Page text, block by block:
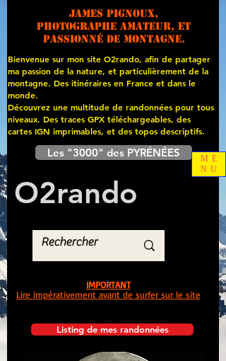
James PIGNOUX,
photographe amateur, et
passionné de montagne.
Bienvenue sur mon site O2rando, afin de partager
ma passion de la nature, et particulièrement de la
montagne. Des itinéraires en France et dans le
monde.
Découvrez une multitude de randonnées pour tous
niveaux. Des traces GPX téléchargeables, des
cartes IGN imprimables, et des topos descriptifs.
Les "3000" des PYRÉNÉES
O2rando
Listing de mes randonnées
IMPORTANT
Lire impérativement avant de surfer sur le site
ME
NU